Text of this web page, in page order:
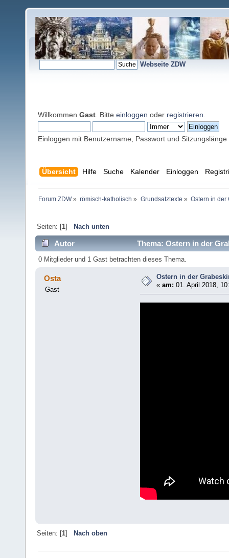
Webseite ZDW
Willkommen Gast . Bitte einloggen oder registrieren
Einloggen mit Benutzername, Passwort und Sitzungslänge
Übersicht Hilfe Suche Kalender Einloggen
Forum ZDW» römisch-katholisch » Grundsatztexte » Ostern in der
Seiten: [1] Nach unten
Autor Thema: Ostern in der
0 Mitglieder und 1 Gast betrachten dieses Thema.
Osta
Gast
Ostern in der
«am: 01. April 2018,
Seiten: [1] Nach oben